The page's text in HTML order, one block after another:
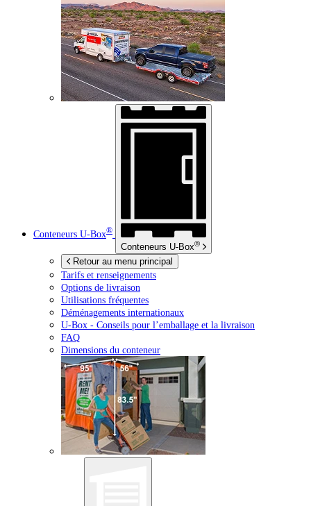
Conteneurs U-Box®
Conteneurs U-Box®
Retour au menu principal
Tarifs et renseignements
Options de livraison
Utilisations fréquentes
Déménagements internationaux
U-Box - Conseils pour l’emballage et la livraison
FAQ
Dimensions du conteneur